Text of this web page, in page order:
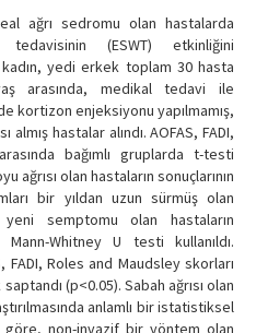
ağrı sedromu olan hastalarda
(ESWT) etkinliğini
yedi erkek toplam 30 hasta
arasında, medikal tedavi ile
kortizon enjeksiyonu yapılmamış,
hastalar alındı. AOFAS, FADI,
bağımlı gruplarda t-testi
ağrısı olan hastaların sonuçlarının
bir yıldan uzun sürmüş olan
semptomu olan hastaların
Mann-Whitney U testi kullanıldı.
FADI, Roles and Maudsley skorları
(p<0.05). Sabah ağrısı olan
anlamlı bir istatistiksel
non-invazif bir yöntem olan